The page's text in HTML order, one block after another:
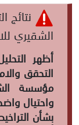
الشقيري
أظهر
التحقق
مؤسسة
واحتيال
بشأن